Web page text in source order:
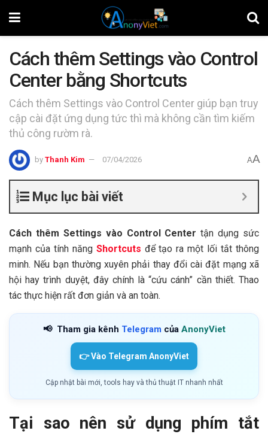
Cách thêm Settings vào Control
Center bằng Shortcuts
Cách thêm Settings vào Control Center giúp bạn truy
cập cài đặt ứng dụng tức thì mà không cần tìm kiếm
thủ công rườm rà.
by Thanh Kim 07/04/2026 AA
Mục lục bài viết
Cách thêm Settings vào Control Center tận dụng sức
mạnh của tính năng Shortcuts để tạo ra một lối tắt thông
minh. Nếu bạn thường xuyên phải thay đổi cài đặt mạng xã
hội hay trình duyệt, đây chính là “cứu cánh” cần thiết. Thao
tác thực hiện rất đơn giản và an toàn.
📢 Tham gia kênh Telegram của AnonyViet
👉 Vào Telegram AnonyViet
Cập nhật bài mới, tools hay và thủ thuật IT nhanh nhất
Tại sao nên sử dụng phím tắt